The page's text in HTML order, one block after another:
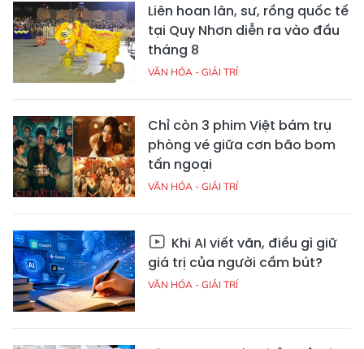
Liên hoan lân, sư, rồng quốc tế
tại Quy Nhơn diễn ra vào đầu
tháng 8
VĂN HÓA - GIẢI TRÍ
Chỉ còn 3 phim Việt bám trụ
phòng vé giữa cơn bão bom
tấn ngoại
VĂN HÓA - GIẢI TRÍ
Khi AI viết văn, điều gì giữ
giá trị của người cầm bút?
VĂN HÓA - GIẢI TRÍ